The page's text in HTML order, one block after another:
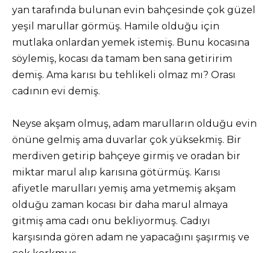
yan tarafında bulunan evin bahçesinde çok güzel
yeşil marullar görmüş. Hamile olduğu için
mutlaka onlardan yemek istemiş. Bunu kocasına
söylemiş, kocası da tamam ben sana getiririm
demiş. Ama karısı bu tehlikeli olmaz mı? Orası
cadının evi demiş.
Neyse akşam olmuş, adam marulların olduğu evin
önüne gelmiş ama duvarlar çok yüksekmiş. Bir
merdiven getirip bahçeye girmiş ve oradan bir
miktar marul alıp karısına götürmüş. Karısı
afiyetle marulları yemiş ama yetmemiş akşam
olduğu zaman kocası bir daha marul almaya
gitmiş ama cadı onu bekliyormuş. Cadıyı
karşısında gören adam ne yapacağını şaşırmış ve